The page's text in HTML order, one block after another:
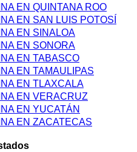
EN QUINTANA ROO
EN SAN LUIS POTOSÍ
EN SINALOA
EN SONORA
EN TABASCO
EN TAMAULIPAS
EN TLAXCALA
EN VERACRUZ
EN YUCATÁN
EN ZACATECAS